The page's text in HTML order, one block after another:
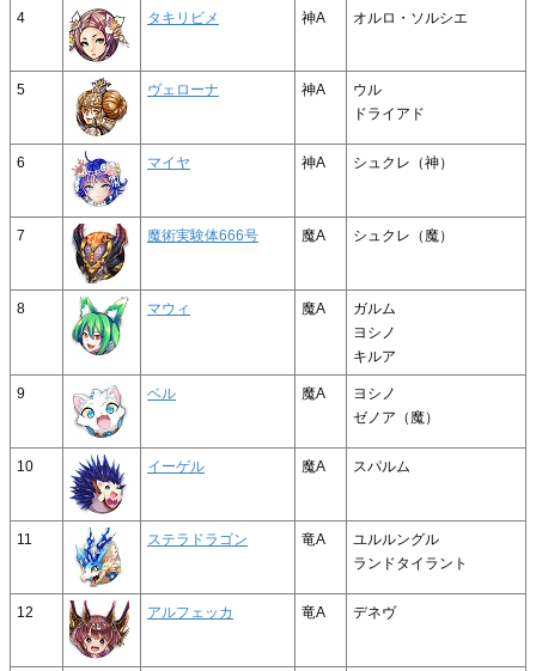
4 タキリビメ 神A オルロ・ソルシエ
5 ヴェローナ 神A
ウル
ドライアド
6 マイヤ 神A シュクレ（神）
7 魔術実験体666号 魔A シュクレ（魔）
8 マウィ 魔A
ガルム
ヨシノ
キルア
9 ベル 魔A
ヨシノ
ゼノア（魔）
10 イーゲル 魔A スパルム
11 ステラドラゴン 竜A
ユルルングル
ランドタイラント
12 アルフェッカ 竜A デネヴ